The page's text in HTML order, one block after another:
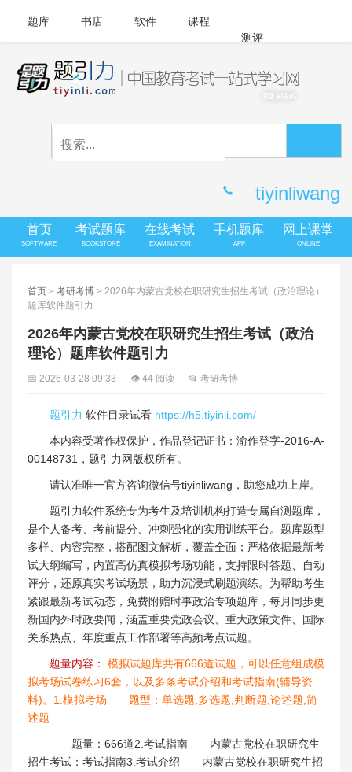
题库 书店 软件
课程
测评
APP下载
tiyinliwang
首页
SOFTWARE
考试题库
BOOKSTORE
在线考试
EXAMINATION
手机题库
APP
网上课堂
ONLINE
首页 > 考研考博 > 2026年内蒙古党校在职研究生招生考试（政治理论）
题库软件题引力
2026年内蒙古党校在职研究生招生考试（政治
理论）题库软件题引力
📅 2026-03-28 09:33 👁 44 阅读 📂 考研考博
题引力 软件目录试看 https://h5.tiyinli.com/
本内容受著作权保护，作品登记证书：渝作登字-2016-A-
00148731，题引力网版权所有。
请认准唯一官方咨询微信号tiyinliwang，助您成功上岸。
题引力软件系统专为考生及培训机构打造专属自测题库，
是个人备考、考前提分、冲刺强化的实用训练平台。题库题型
多样、内容完整，搭配图文解析，覆盖全面；严格依据最新考
试大纲编写，内置高仿真模拟考场功能，支持限时答题、自动
评分，还原真实考试场景，助力沉浸式刷题演练。为帮助考生
紧跟最新考试动态，免费附赠时事政治专项题库，每月同步更
新国内外时政要闻，涵盖重要党政会议、重大政策文件、国际
关系热点、年度重点工作部署等高频考点试题。
题量内容：
模拟试题库共有666道试题，可以任意组成模
拟考场试卷练习6套，以及多条考试介绍和考试指南(辅导资
料)。1.模拟考场 题型：单选题,多选题,判断题,论述题,简
述题
题量：666道2.考试指南 内蒙古党校在职研究生
招生考试：考试指南3.考试介绍 内蒙古党校在职研究生招